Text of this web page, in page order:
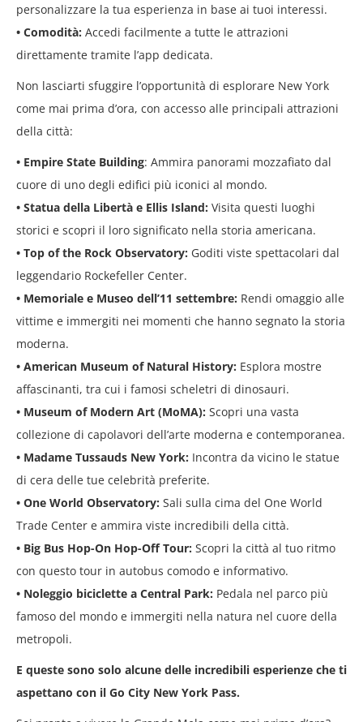
personalizzare la tua esperienza in base ai tuoi interessi.
• Comodità: Accedi facilmente a tutte le attrazioni
direttamente tramite l’app dedicata.
Non lasciarti sfuggire l’opportunità di esplorare New York
come mai prima d’ora, con accesso alle principali attrazioni
della città:
• Empire State Building: Ammira panorami mozzafiato dal
cuore di uno degli edifici più iconici al mondo.
• Statua della Libertà e Ellis Island: Visita questi luoghi
storici e scopri il loro significato nella storia americana.
• Top of the Rock Observatory: Goditi viste spettacolari dal
leggendario Rockefeller Center.
• Memoriale e Museo dell’11 settembre: Rendi omaggio alle
vittime e immergiti nei momenti che hanno segnato la storia
moderna.
• American Museum of Natural History: Esplora mostre
affascinanti, tra cui i famosi scheletri di dinosauri.
• Museum of Modern Art (MoMA): Scopri una vasta
collezione di capolavori dell’arte moderna e contemporanea.
• Madame Tussauds New York: Incontra da vicino le statue
di cera delle tue celebrità preferite.
• One World Observatory: Sali sulla cima del One World
Trade Center e ammira viste incredibili della città.
• Big Bus Hop-On Hop-Off Tour: Scopri la città al tuo ritmo
con questo tour in autobus comodo e informativo.
• Noleggio biciclette a Central Park: Pedala nel parco più
famoso del mondo e immergiti nella natura nel cuore della
metropoli.
E queste sono solo alcune delle incredibili esperienze che ti
aspettano con il Go City New York Pass.